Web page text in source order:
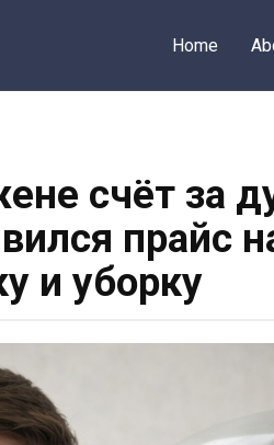
Home
счёт за
прайс
и уборку